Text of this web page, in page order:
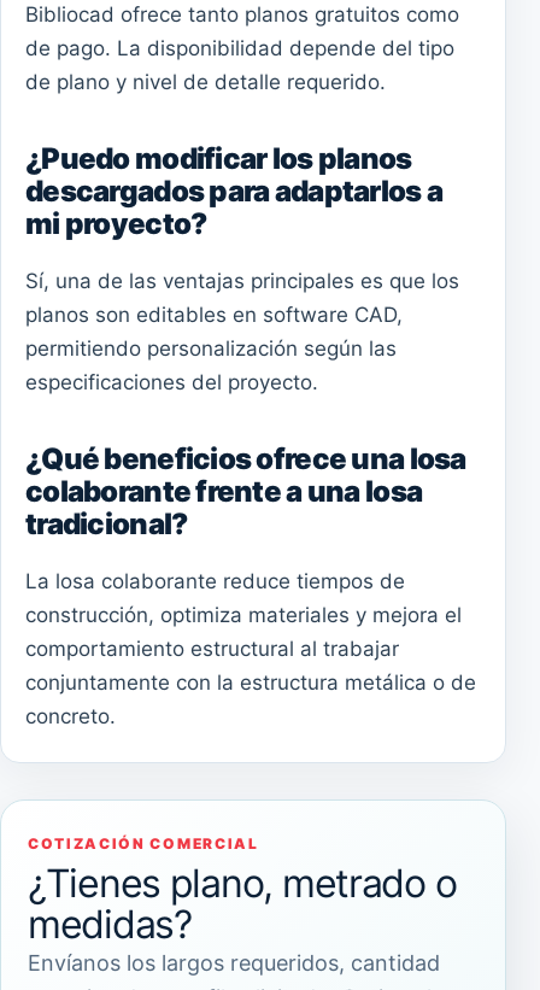
Bibliocad ofrece tanto planos gratuitos como
de pago. La disponibilidad depende del tipo
de plano y nivel de detalle requerido.
¿Puedo modificar los planos
descargados para adaptarlos a
mi proyecto?
Sí, una de las ventajas principales es que los
planos son editables en software CAD,
permitiendo personalización según las
especificaciones del proyecto.
¿Qué beneficios ofrece una losa
colaborante frente a una losa
tradicional?
La losa colaborante reduce tiempos de
construcción, optimiza materiales y mejora el
comportamiento estructural al trabajar
conjuntamente con la estructura metálica o de
concreto.
COTIZACIÓN COMERCIAL
¿Tienes plano, metrado o
medidas?
Envíanos los largos requeridos, cantidad